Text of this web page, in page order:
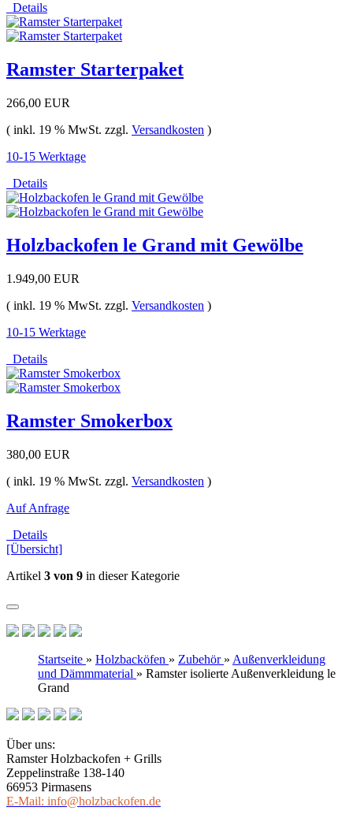
Details
Ramster Starterpaket
266,00 EUR
( inkl. 19 % MwSt. zzgl. Versandkosten )
10-15 Werktage
Details
Holzbackofen le Grand mit Gewölbe
1.949,00 EUR
( inkl. 19 % MwSt. zzgl. Versandkosten )
10-15 Werktage
Details
Ramster Smokerbox
380,00 EUR
( inkl. 19 % MwSt. zzgl. Versandkosten )
Auf Anfrage
Details
[Übersicht]
Artikel 3 von 9 in dieser Kategorie
Startseite » Holzbacköfen » Zubehör » Außenverkleidung
und Dämmmaterial » Ramster isolierte Außenverkleidung le
Grand
Über uns:
Ramster Holzbackofen + Grills
Zeppelinstraße 138-140
66953 Pirmasens
E-Mail: info@holzbackofen.de